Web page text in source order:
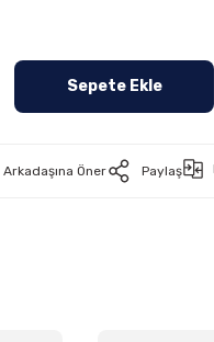
Sepete Ekle
Arkadaşına Öner Paylaş